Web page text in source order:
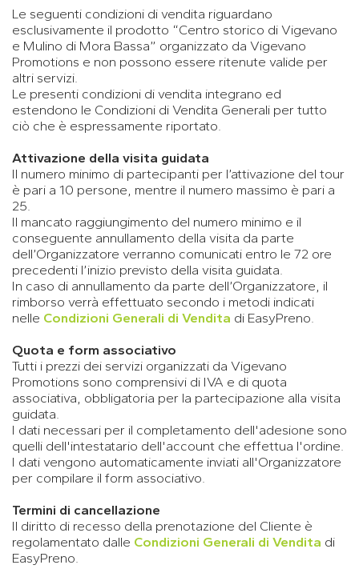
Le seguenti condizioni di vendita riguardano
esclusivamente il prodotto “Centro storico di Vigevano
e Mulino di Mora Bassa” organizzato da Vigevano
Promotions e non possono essere ritenute valide per
altri servizi.
Le presenti condizioni di vendita integrano ed
estendono le Condizioni di Vendita Generali per tutto
ciò che è espressamente riportato.
Attivazione della visita guidata
Il numero minimo di partecipanti per l’attivazione del tour
è pari a 10 persone, mentre il numero massimo è pari a
25.
Il mancato raggiungimento del numero minimo e il
conseguente annullamento della visita da parte
dell’Organizzatore verranno comunicati entro le 72 ore
precedenti l’inizio previsto della visita guidata.
In caso di annullamento da parte dell’Organizzatore, il
rimborso verrà effettuato secondo i metodi indicati
nelle Condizioni Generali di Vendita di EasyPreno.
Quota e form associativo
Tutti i prezzi dei servizi organizzati da Vigevano
Promotions sono comprensivi di IVA e di quota
associativa, obbligatoria per la partecipazione alla visita
guidata.
I dati necessari per il completamento dell'adesione sono
quelli dell'intestatario dell'account che effettua l'ordine.
I dati vengono automaticamente inviati all'Organizzatore
per compilare il form associativo.
Termini di cancellazione
Il diritto di recesso della prenotazione del Cliente è
regolamentato dalle Condizioni Generali di Vendita di
EasyPreno.